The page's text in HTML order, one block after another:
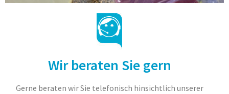
Wir beraten Sie gern
Gerne beraten wir Sie telefonisch hinsichtlich unserer